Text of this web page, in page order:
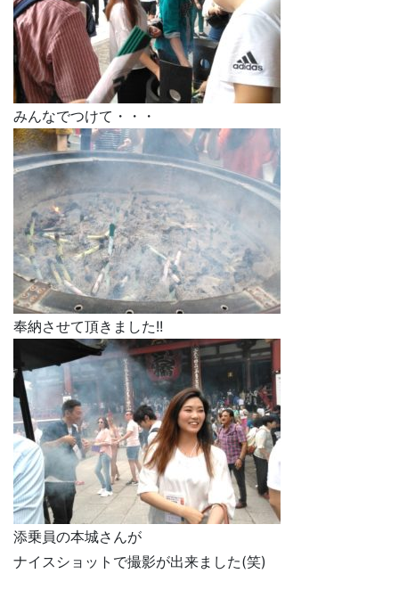
みんなでつけて・・・
奉納させて頂きました!!
添乗員の本城さんが
ナイスショットで撮影が出来ました(笑)